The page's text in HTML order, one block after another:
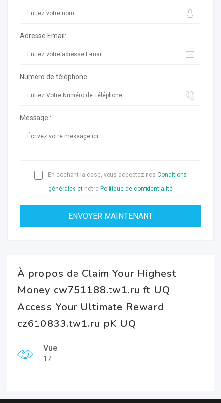
Adresse Email:
Numéro de téléphone:
Message :
En cochant la case, vous acceptez nos Conditions
générales et notre Politique de confidentialité
À propos de Claim Your Highest
Money cw751188.tw1.ru ft UQ
Access Your Ultimate Reward
cz610833.tw1.ru pK UQ
Vue
17